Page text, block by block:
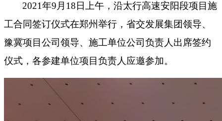
2021年9月18日上午，沿太行高速安阳段项目施
工合同签订仪式在郑州举行，省交发展集团领导、
豫冀项目公司领导、施工单位公司负责人出席签约
仪式，各参建单位项目负责人应邀参加。